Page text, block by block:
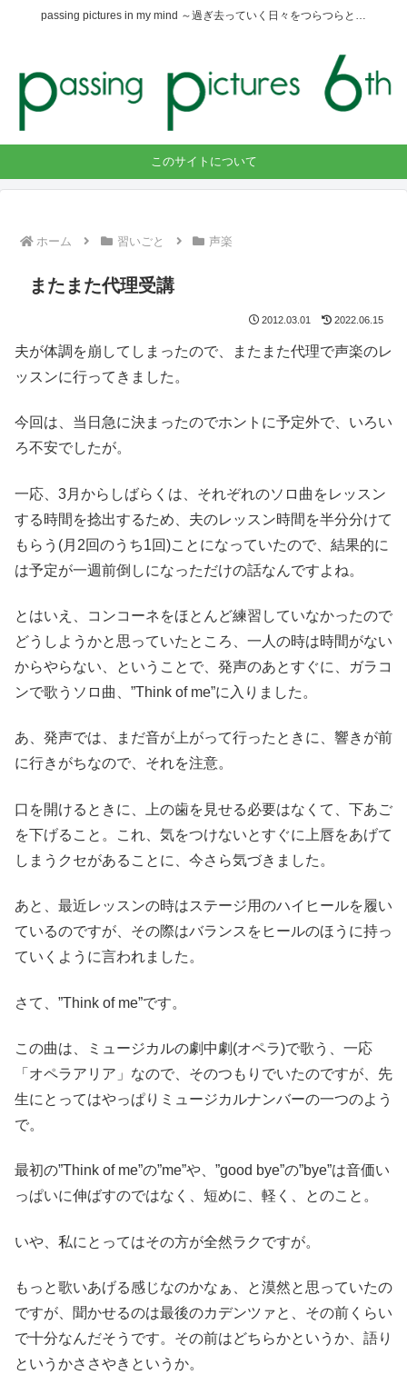
passing pictures in my mind ～過ぎ去っていく日々をつらつらと…
このサイトについて
ホーム 習いごと 声楽
またまた代理受講
2012.03.01 2022.06.15
夫が体調を崩してしまったので、またまた代理で声楽のレ
ッスンに行ってきました。
今回は、当日急に決まったのでホントに予定外で、いろい
ろ不安でしたが。
一応、3月からしばらくは、それぞれのソロ曲をレッスン
する時間を捻出するため、夫のレッスン時間を半分分けて
もらう(月2回のうち1回)ことになっていたので、結果的に
は予定が一週前倒しになっただけの話なんですよね。
とはいえ、コンコーネをほとんど練習していなかったので
どうしようかと思っていたところ、一人の時は時間がない
からやらない、ということで、発声のあとすぐに、ガラコ
ンで歌うソロ曲、”Think of me”に入りました。
あ、発声では、まだ音が上がって行ったときに、響きが前
に行きがちなので、それを注意。
口を開けるときに、上の歯を見せる必要はなくて、下あご
を下げること。これ、気をつけないとすぐに上唇をあげて
しまうクセがあることに、今さら気づきました。
あと、最近レッスンの時はステージ用のハイヒールを履い
ているのですが、その際はバランスをヒールのほうに持っ
ていくように言われました。
さて、”Think of me”です。
この曲は、ミュージカルの劇中劇(オペラ)で歌う、一応
「オペラアリア」なので、そのつもりでいたのですが、先
生にとってはやっぱりミュージカルナンバーの一つのよう
で。
最初の”Think of me”の”me”や、”good bye”の”bye”は音価い
っぱいに伸ばすのではなく、短めに、軽く、とのこと。
いや、私にとってはその方が全然ラクですが。
もっと歌いあげる感じなのかなぁ、と漠然と思っていたの
ですが、聞かせるのは最後のカデンツァと、その前くらい
で十分なんだそうです。その前はどちらかというか、語り
というかささやきというか。